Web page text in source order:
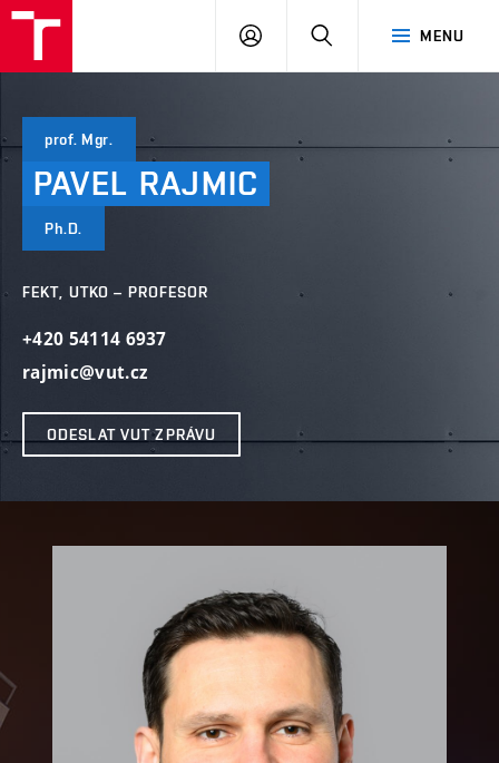
MENU
PŘIHLÁSIT
prof. Mgr.
PAVEL RAJMIC
Ph.D.
FEKT, UTKO – PROFESOR
+420 54114 6937
rajmic@vut.cz
ODESLAT VUT ZPRÁVU